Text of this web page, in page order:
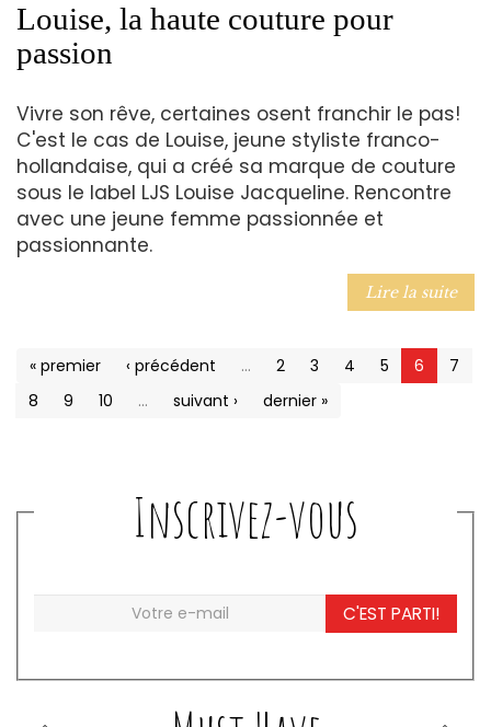
Louise, la haute couture pour
passion
Vivre son rêve, certaines osent franchir le pas!
C'est le cas de Louise, jeune styliste franco-
hollandaise, qui a créé sa marque de couture
sous le label LJS Louise Jacqueline. Rencontre
avec une jeune femme passionnée et
passionnante.
Lire la suite
« premier ‹ précédent … 2 3 4 5 6
7
8
9 10 … suivant › dernier »
Inscrivez-vous
C'EST PARTI!